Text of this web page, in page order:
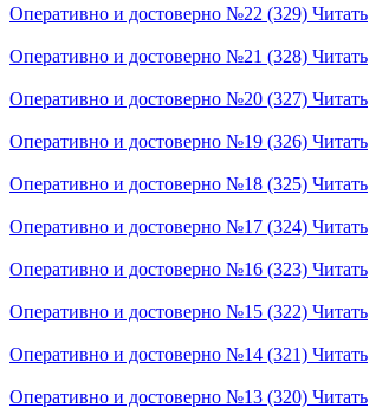
Оперативно и достоверно №22 (329) Читать
Оперативно и достоверно №21 (328) Читать
Оперативно и достоверно №20 (327) Читать
Оперативно и достоверно №19 (326) Читать
Оперативно и достоверно №18 (325) Читать
Оперативно и достоверно №17 (324) Читать
Оперативно и достоверно №16 (323) Читать
Оперативно и достоверно №15 (322) Читать
Оперативно и достоверно №14 (321) Читать
Оперативно и достоверно №13 (320) Читать